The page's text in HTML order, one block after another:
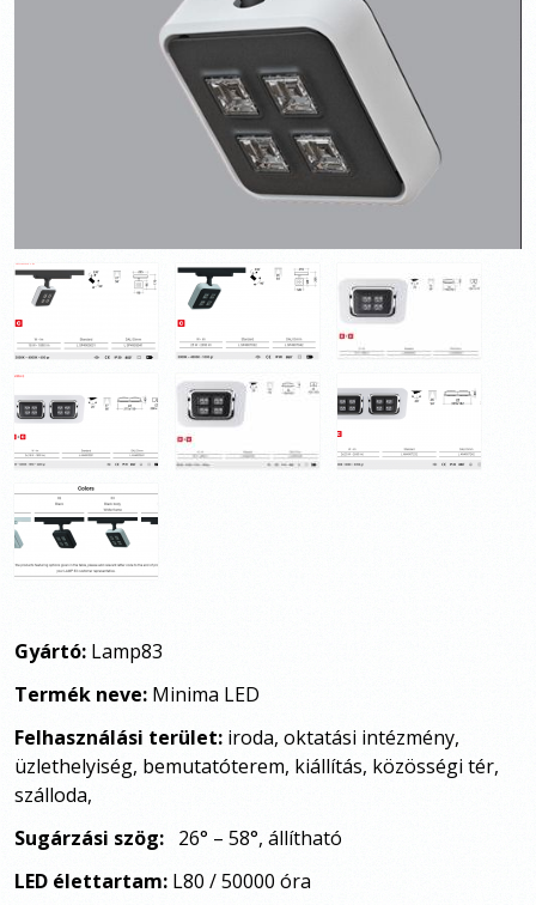
Gyártó: Lamp83
Termék neve: Minima LED
Felhasználási terület: iroda, oktatási intézmény,
üzlethelyiség, bemutatóterem, kiállítás, közösségi tér,
szálloda,
Sugárzási szög: 26° – 58°, állítható
LED élettartam: L80 / 50000 óra